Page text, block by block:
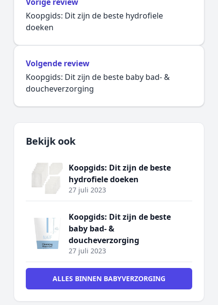
Koopgids: Dit zijn de beste hydrofiele
doeken
Volgende review
Koopgids: Dit zijn de beste baby bad- &
doucheverzorging
Bekijk ook
Koopgids: Dit zijn de beste
hydrofiele doeken
27 juli 2023
Koopgids: Dit zijn de beste
baby bad- &
doucheverzorging
27 juli 2023
ALLES BINNEN BABYVERZORGING